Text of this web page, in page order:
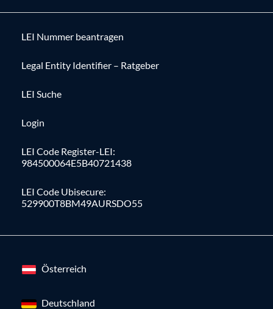
LEI Nummer beantragen
Legal Entity Identifier – Ratgeber
LEI Suche
Login
LEI Code Register-LEI:
984500064E5B40721438
LEI Code Ubisecure:
529900T8BM49AURSDO55
Österreich
Deutschland